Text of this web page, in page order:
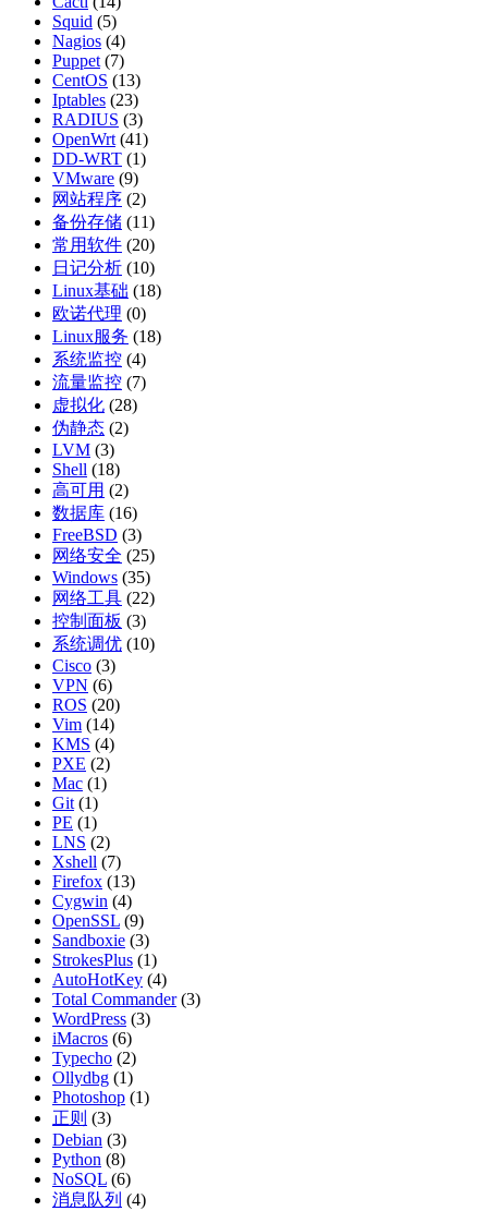
Squid (5)
Nagios (4)
Puppet (7)
CentOS (13)
Iptables (23)
RADIUS (3)
OpenWrt (41)
DD-WRT (1)
VMware (9)
网站程序 (2)
备份存储 (11)
常用软件 (20)
日记分析 (10)
Linux基础 (18)
欧诺代理 (0)
Linux服务 (18)
系统监控 (4)
流量监控 (7)
虚拟化 (28)
伪静态 (2)
LVM (3)
Shell (18)
高可用 (2)
数据库 (16)
FreeBSD (3)
网络安全 (25)
Windows (35)
网络工具 (22)
控制面板 (3)
系统调优 (10)
Cisco (3)
VPN (6)
ROS (20)
Vim (14)
KMS (4)
PXE (2)
Mac (1)
Git (1)
PE (1)
LNS (2)
Xshell (7)
Firefox (13)
Cygwin (4)
OpenSSL (9)
Sandboxie (3)
StrokesPlus (1)
AutoHotKey (4)
Total Commander(3)
WordPress (3)
iMacros (6)
Typecho (2)
Ollydbg (1)
Photoshop (1)
正则 (3)
Debian (3)
Python (8)
NoSQL (6)
消息队列 (4)